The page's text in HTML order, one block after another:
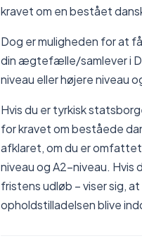
kravet om en bestået
Dog er muligheden for at
din ægtefælle/samlever i
niveau eller højere niveau
Hvis du er tyrkisk
for kravet om beståede
afklaret, om du er
niveau og A2-niveau.
fristens udløb – viser sig,
opholdstilladelsen blive